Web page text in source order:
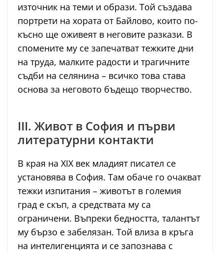
източник на теми и образи. Той създава
портрети на хората от Байлово, които по-
късно ще оживеят в неговите разкази. В
спомените му се запечатват тежките дни
на труда, малките радости и трагичните
съдби на селянина – всичко това става
основа за неговото бъдещо творчество.
III. Живот в София и първи
литературни контакти
В края на XIX век младият писател се
установява в София. Там обаче го очакват
тежки изпитания – животът в големия
град е скъп, а средствата му са
ограничени. Въпреки бедността, талантът
му бързо е забелязан. Той влиза в кръга
на интелигенцията и се запознава с